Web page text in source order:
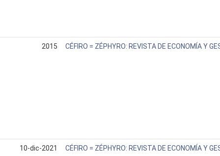
2015 CÉFIRO = ZÉPHYRO: REVISTA DE ECONOMÍA Y
10-dic-2021 CÉFIRO = ZÉPHYRO: REVISTA DE ECONOMÍA Y